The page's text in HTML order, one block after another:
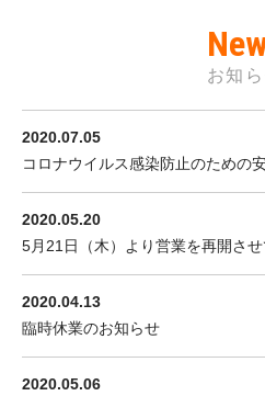
お知
2020.07.05
コロナウイルス感染防止のための
2020.05.20
5月21日（木）より営業を再開させ
2020.04.13
臨時休業のお知らせ
2020.05.06